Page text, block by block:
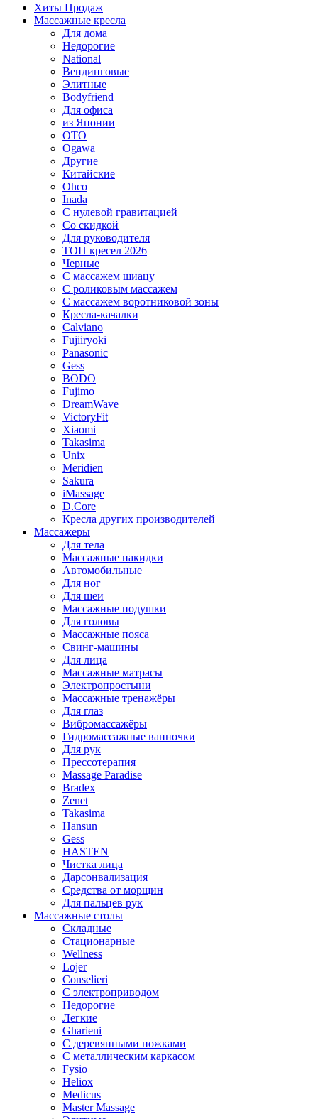
Хиты Продаж
Массажные кресла
Для дома
Недорогие
National
Вендинговые
Элитные
Bodyfriend
Для офиса
из Японии
OTO
Ogawa
Другие
Китайские
Ohco
Inada
С нулевой гравитацией
Со скидкой
Для руководителя
ТОП кресел 2026
Черные
С массажем шиацу
С роликовым массажем
С массажем воротниковой зоны
Кресла-качалки
Calviano
Fujiiryoki
Panasonic
Gess
BODO
Fujimo
DreamWave
VictoryFit
Xiaomi
Takasima
Unix
Meridien
Sakura
iMassage
D.Core
Кресла других производителей
Массажеры
Для тела
Массажные накидки
Автомобильные
Для ног
Для шеи
Массажные подушки
Для головы
Массажные пояса
Свинг-машины
Для лица
Массажные матрасы
Электропростыни
Массажные тренажёры
Для глаз
Вибромассажёры
Гидромассажные ванночки
Для рук
Прессотерапия
Massage Paradise
Bradex
Zenet
Takasima
Hansun
Gess
HASTEN
Чистка лица
Дарсонвализация
Средства от морщин
Для пальцев рук
Массажные столы
Складные
Стационарные
Wellness
Lojer
Conselieri
С электроприводом
Недорогие
Легкие
Gharieni
С деревянными ножками
С металлическим каркасом
Fysio
Heliox
Medicus
Master Massage